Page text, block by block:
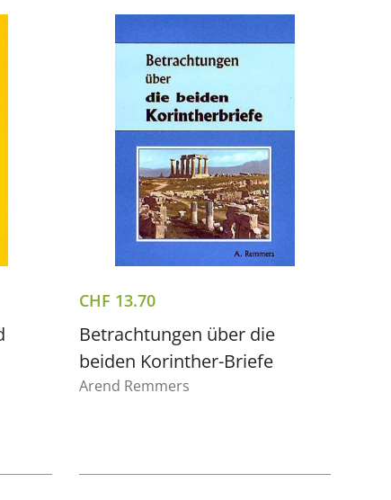
CHF 13.70
Betrachtungen über die
beiden Korinther-Briefe
Arend Remmers